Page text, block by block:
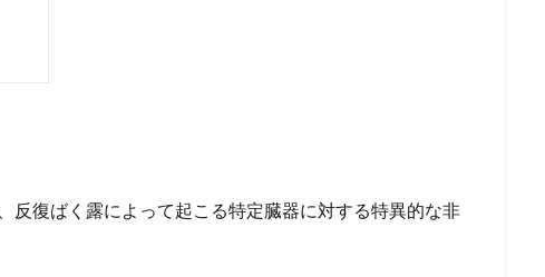
反復ばく露によって起こる特定臓器に対する特異的な非